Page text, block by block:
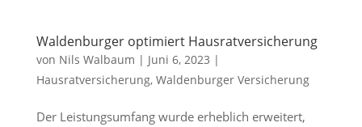
Waldenburger optimiert Hausratversicherung
von Nils Walbaum | Juni 6, 2023 |
Hausratversicherung, Waldenburger Versicherung
Der Leistungsumfang wurde erheblich erweitert,